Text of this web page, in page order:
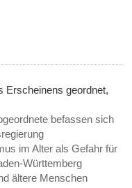
Erscheinens geordnet,
befassen sich
im Alter als Gefahr für
Württemberg
ältere Menschen